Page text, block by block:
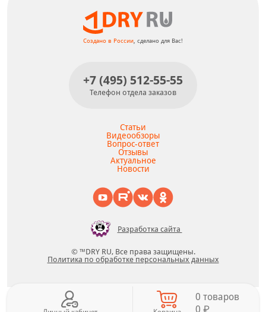
0 товаров
0 ₽
Создано в России , сделано для Вас!
Статьи
Видеообзоры
Вопрос-ответ
Отзывы
Актуальное
Новости
+7 (495) 512-55-55
Телефон отдела заказов
© ™DRY RU, Все права защищены.
Политика по обработке персональных данных
Разработка сайта